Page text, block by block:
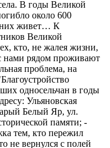
В годы Великой
около 600
них живет… К
Великой
кто, не жалея жизни,
нами рядом проживают
проблема, на
односельчан в годы
Ульяновская
Белый Яр, ул.
памяти; -
тем, кто пережил
не вернулся с полей